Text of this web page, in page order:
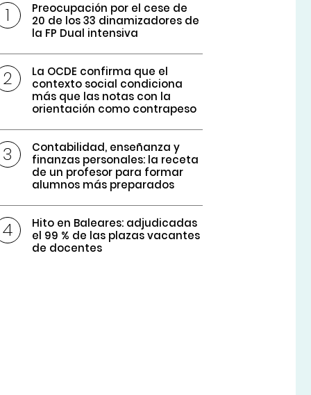
Preocupación por el cese de
20 de los 33 dinamizadores de
la FP Dual intensiva
La OCDE confirma que el
contexto social condiciona
más que las notas con la
orientación como contrapeso
Contabilidad, enseñanza y
finanzas personales: la receta
de un profesor para formar
alumnos más preparados
Hito en Baleares: adjudicadas
el 99 % de las plazas vacantes
de docentes